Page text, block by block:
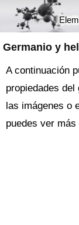
Germanio y
A continuación
propiedades
las imágenes o
puedes ver